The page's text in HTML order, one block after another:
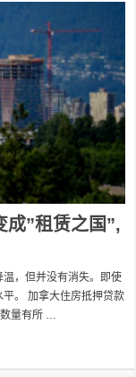
”租赁之国”,
，但并没有消失。即使
。 加拿大住房抵押贷款
量有所 …